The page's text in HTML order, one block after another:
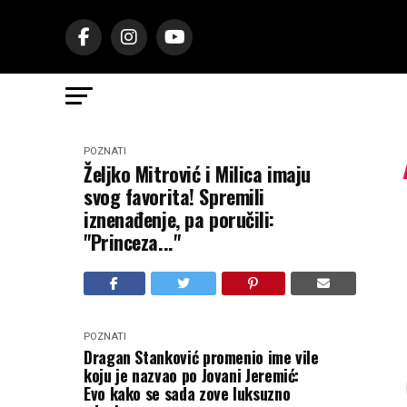
POZNATI
Željko Mitrović i Milica imaju
svog favorita! Spremili
iznenađenje, pa poručili:
"Princeza..."
POZNATI
Dragan Stanković promenio ime vile
koju je nazvao po Jovani Jeremić:
Evo kako se sada zove luksuzno